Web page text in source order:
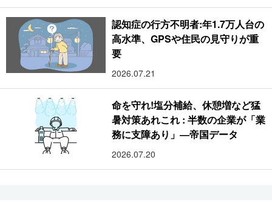
認知症の行方不明者:年1.7万人台の
高水準、GPSや住民の見守りが重
要
2026.07.21
命を守れ!塩分補給、休憩増など猛
暑対策あれこれ : 半数の企業が「業
務に支障あり」―帝国データ
2026.07.20